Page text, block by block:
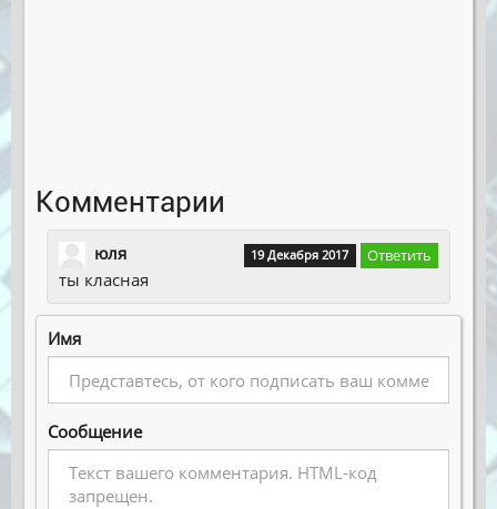
Комментарии
юля 19 Декабря 2017 Ответить
ты класная
Имя
Сообщение